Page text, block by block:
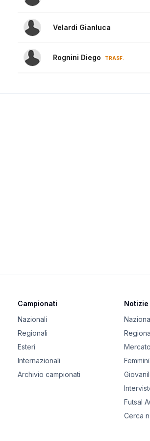
Velardi Gianluca
Rognini Diego TRASF.
Campionati
Nazionali
Regionali
Esteri
Internazionali
Archivio campionati
Notizie
Mercato
Giovanili
Futsal
Cerca